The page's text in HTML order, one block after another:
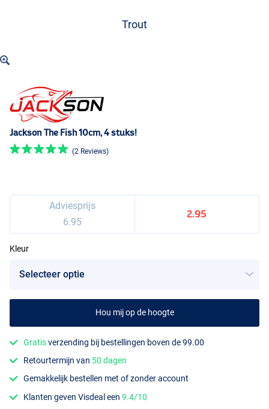
Trout
Firetiger
Jackson The Fish 10cm, 4 stuks!
(2 Reviews)
Adviesprijs
6.95
2.95
Kleur
Hou mij op de hoogte
Gratisverzending bij bestellingen boven de 99.00
Retourtermijn van 50 dagen
Gemakkelijk bestellen met of zonder account
Klanten geven Visdeal een9.4/10